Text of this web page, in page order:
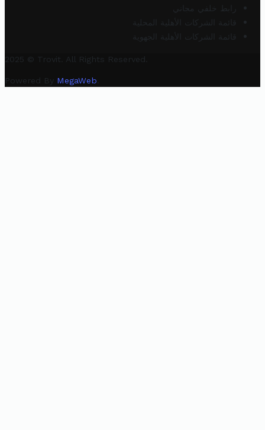
رابط خلفي مجاني
قائمة الشركات الأهلية المحلية
قائمة الشركات الأهلية الجهوية
2025 © Trovit. All Rights Reserved.
Powered By MegaWeb